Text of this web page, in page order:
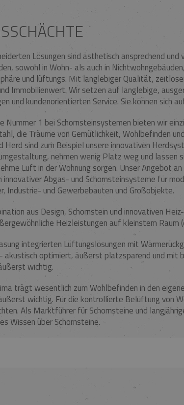
Lösungen sind ästhetisch ansprechend
sowohl in Wohn- als auch in
und lüftungs. Mit langlebiger Qualität,
Immobilienwert. Wir setzen auf langlebige,
und kundenorientierten Service. Sie können sich
Nummer 1 bei Schornsteinsystemen bieten wir
die Träume von Gemütlichkeit, Wohlbefinden
Herd sind zum Beispiel unsere innovativen
nehmen wenig Platz weg und lassen
Luft in der Wohnung sorgen. Unser Angebot
Abgas- und Schornsteinsysteme für
Industrie- und Gewerbebauten und Großobjekte.
aus Design, Schornstein und innovativen
Heizleistungen auf kleinstem Raum
integrierten Lüftungslösungen mit
akustisch optimiert, äußerst platzsparend und mit
wichtig.
trägt wesentlich zum Wohlbefinden in den
wichtig. Für die kontrollierte Belüftung von
Als Marktführer für Schornsteine und
Wissen über Schornsteine.